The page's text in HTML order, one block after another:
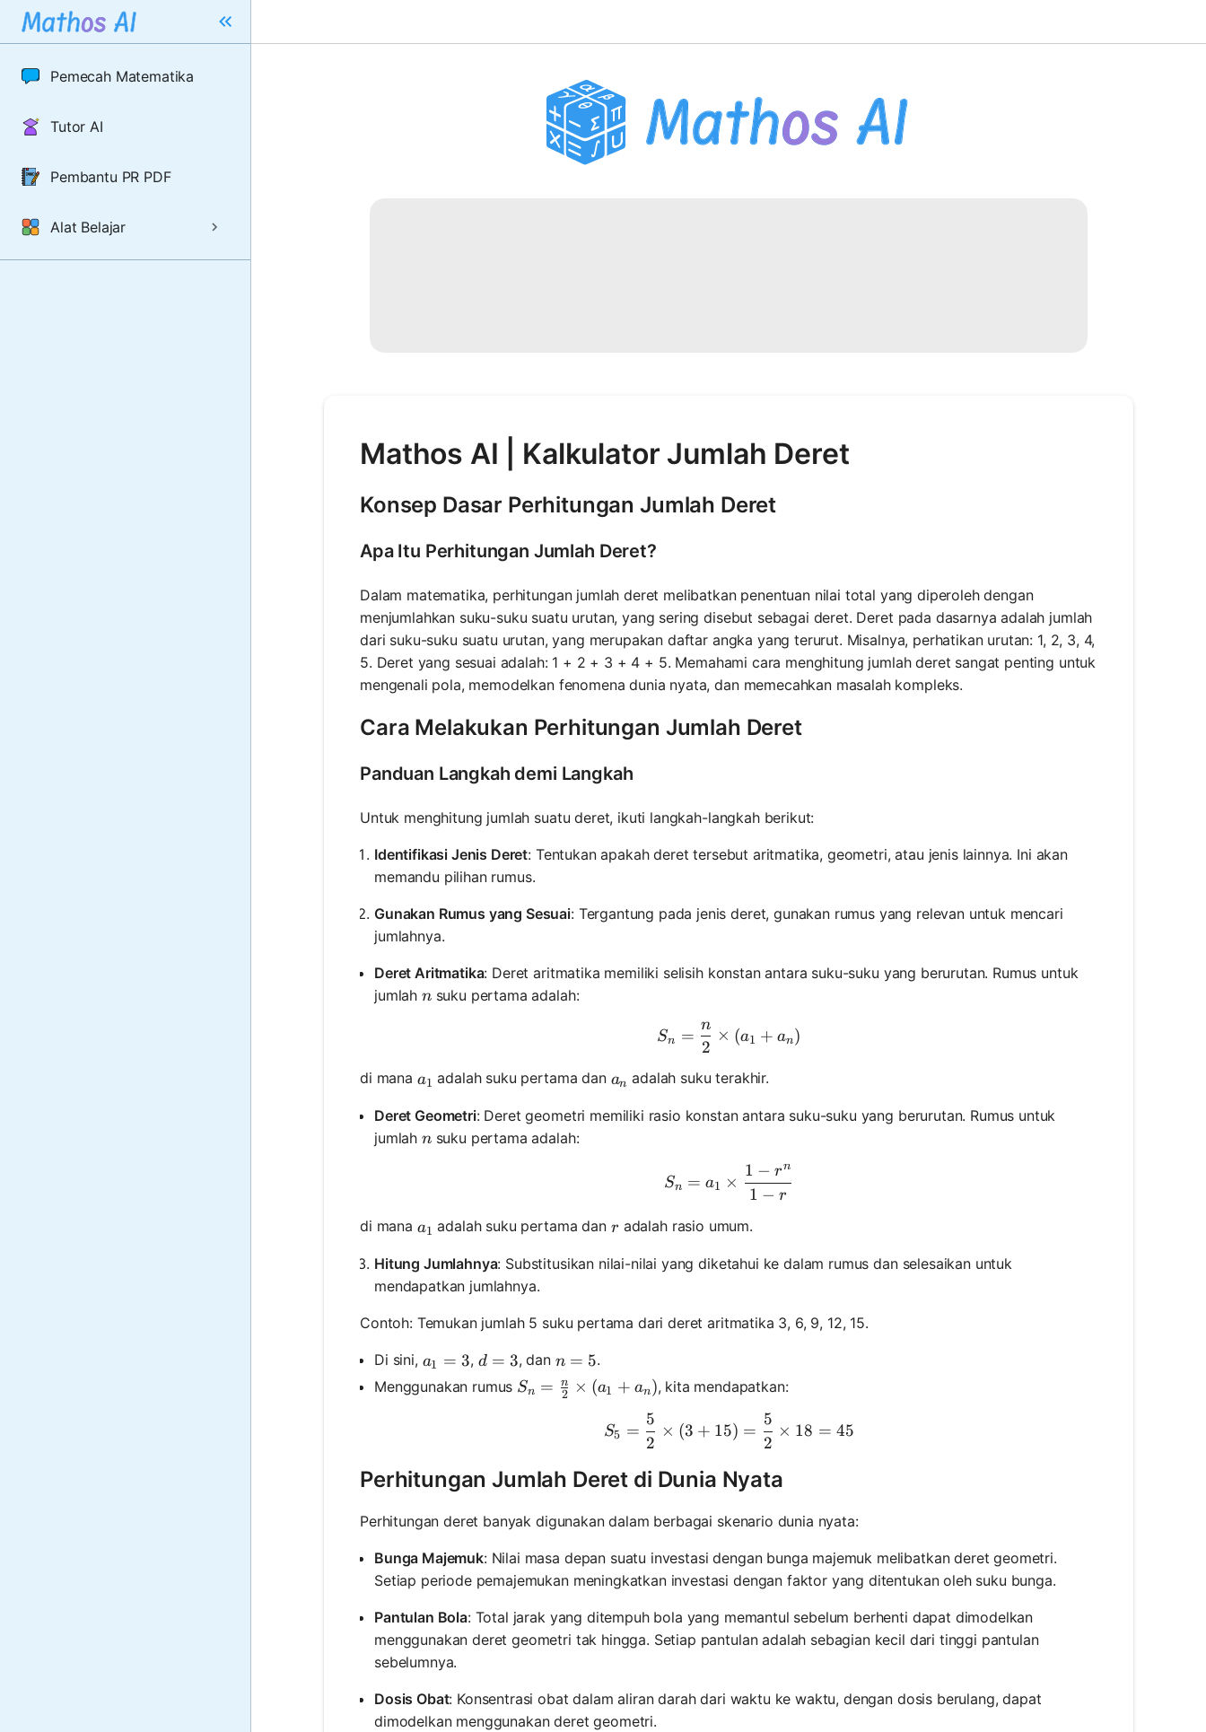
Pemecah Matematika
Tutor AI
Pembantu PR PDF
Alat Belajar
Mathos AI | Kalkulator Jumlah Deret
Konsep Dasar Perhitungan Jumlah Deret
Apa Itu Perhitungan Jumlah Deret?
Dalam matematika, perhitungan jumlah deret melibatkan penentuan nilai total yang diperoleh dengan
menjumlahkan suku-suku suatu urutan, yang sering disebut sebagai deret. Deret pada dasarnya adalah jumlah
dari suku-suku suatu urutan, yang merupakan daftar angka yang terurut. Misalnya, perhatikan urutan: 1, 2, 3, 4,
5. Deret yang sesuai adalah: 1 + 2 + 3 + 4 + 5. Memahami cara menghitung jumlah deret sangat penting untuk
mengenali pola, memodelkan fenomena dunia nyata, dan memecahkan masalah kompleks.
Cara Melakukan Perhitungan Jumlah Deret
Panduan Langkah demi Langkah
Untuk menghitung jumlah suatu deret, ikuti langkah-langkah berikut:
Identifikasi Jenis Deret: Tentukan apakah deret tersebut aritmatika, geometri, atau jenis lainnya. Ini akan
memandu pilihan rumus.
Gunakan Rumus yang Sesuai: Tergantung pada jenis deret, gunakan rumus yang relevan untuk mencari
jumlahnya.
Deret Aritmatika: Deret aritmatika memiliki selisih konstan antara suku-suku yang berurutan. Rumus untuk
jumlah n
nsuku pertama adalah:
S_n = \frac{n}{2} \times (a_1 + a_n)
Sn =
2
n
× (a1 + an)
di mana a_1
a1 adalah suku pertama dan a_n
an adalah suku terakhir.
Deret Geometri: Deret geometri memiliki rasio konstan antara suku-suku yang berurutan. Rumus untuk
jumlah n
nsuku pertama adalah:
S_n = a_1 \times \frac{1 - r^n}{1 - r}
Sn = a1 ×
1 − r
1 − rn
di mana a_1
a1 adalah suku pertama dan r
r adalah rasio umum.
Hitung Jumlahnya: Substitusikan nilai-nilai yang diketahui ke dalam rumus dan selesaikan untuk
mendapatkan jumlahnya.
Contoh: Temukan jumlah 5 suku pertama dari deret aritmatika 3, 6, 9, 12, 15.
Di sini, a_1 = 3
a1 = 3, d = 3
d = 3, dan n = 5
n = 5.
Menggunakan rumus S_n = \frac{n}{2} \times (a_1 + a_n)
Sn = 2
n × (a1 + an), kita mendapatkan:
S_5 = \frac{5}{2} \times (3 + 15) = \frac{5}{2} \times 18 =
S5 =
2
5
× (3 + 15) =
2
5
× 18 = 45
Perhitungan Jumlah Deret di Dunia Nyata
Perhitungan deret banyak digunakan dalam berbagai skenario dunia nyata:
Bunga Majemuk: Nilai masa depan suatu investasi dengan bunga majemuk melibatkan deret geometri.
Setiap periode pemajemukan meningkatkan investasi dengan faktor yang ditentukan oleh suku bunga.
Pantulan Bola: Total jarak yang ditempuh bola yang memantul sebelum berhenti dapat dimodelkan
menggunakan deret geometri tak hingga. Setiap pantulan adalah sebagian kecil dari tinggi pantulan
sebelumnya.
Dosis Obat: Konsentrasi obat dalam aliran darah dari waktu ke waktu, dengan dosis berulang, dapat
dimodelkan menggunakan deret geometri.